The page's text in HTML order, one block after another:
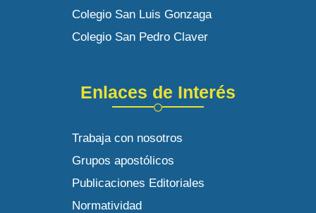
Colegio San Luis Gonzaga
Colegio San Pedro Claver
Enlaces de Interés
Trabaja con nosotros
Grupos apostólicos
Publicaciones Editoriales
Normatividad